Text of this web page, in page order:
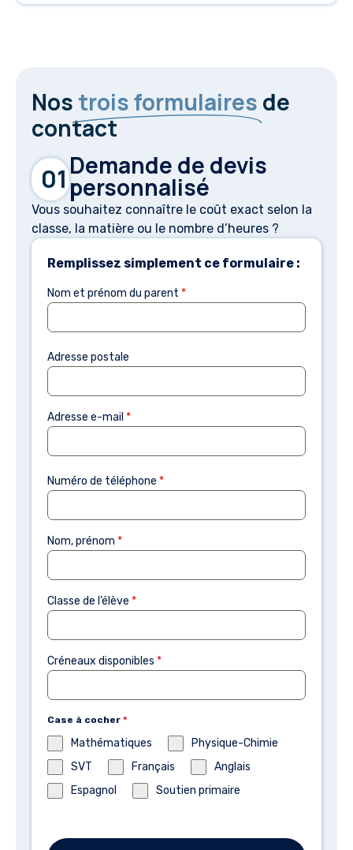
Nos trois formulaires de
contact
01Demande de devis
personnalisé
Vous souhaitez connaître le coût exact selon la
classe, la matière ou le nombre d’heures ?
Remplissez simplement ce formulaire :
Nom et prénom du parent *
Adresse postale
Adresse e-mail *
Numéro de téléphone *
Nom, prénom *
Classe de l’élève *
Créneaux disponibles *
Case à cocher *
Mathématiques
Physique-Chimie
SVT
Français
Anglais
Espagnol
Soutien primaire